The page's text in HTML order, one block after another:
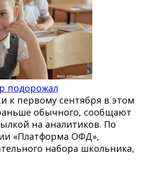
подорожал
к первому сентября в этом
обычного, сообщают
на аналитиков. По
«Платформа ОФД»,
набора школьника,